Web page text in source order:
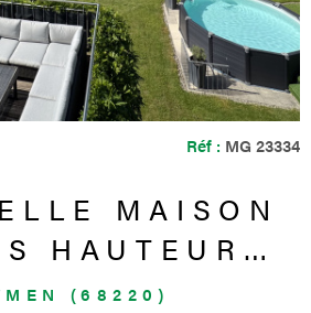
Réf : MG 23334
MAISON
HAUTEURS
VUE
(68220)